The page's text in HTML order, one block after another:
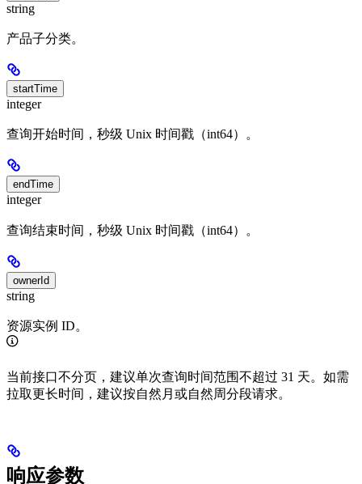
string
产品子分类。
startTime
integer
查询开始时间，秒级 Unix 时间戳（int64）。
endTime
integer
查询结束时间，秒级 Unix 时间戳（int64）。
ownerId
string
资源实例 ID。
当前接口不分页，建议单次查询时间范围不超过 31 天。如需
拉取更长时间，建议按自然月或自然周分段请求。
响应参数